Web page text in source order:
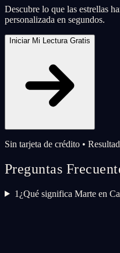
Descubre lo que las estrellas
personalizada en segundos.
Iniciar Mi Lectura Gratis
Sin tarjeta de crédito •
Preguntas
1 ¿Qué significa Marte en